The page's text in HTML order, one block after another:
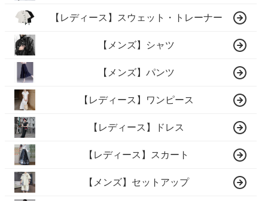
【レディース】スウェット・トレーナー
【メンズ】シャツ
【メンズ】パンツ
【レディース】ワンピース
【レディース】ドレス
【レディース】スカート
【メンズ】セットアップ